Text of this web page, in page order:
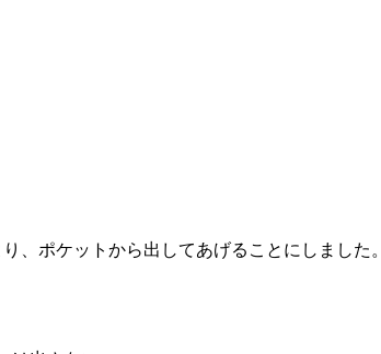
、ポケットから出してあげることにしました。